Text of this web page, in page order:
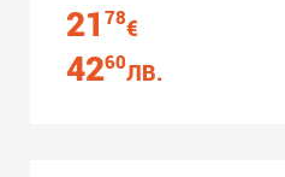
21 78€
4260ЛВ.